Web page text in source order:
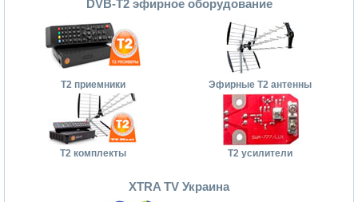
DVB-T2 эфирное оборудование
Т2 приемники Эфирные Т2 антенны
Т2 комплекты Т2 усилители
XTRA TV Украина